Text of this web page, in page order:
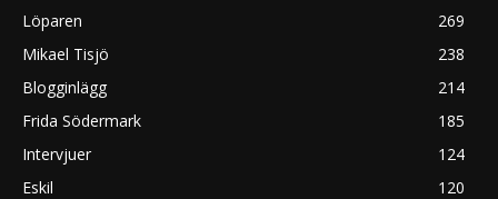
Löparen
269
Mikael Tisjö
238
Blogginlägg
214
Frida Södermark
185
Intervjuer
124
Eskil
120